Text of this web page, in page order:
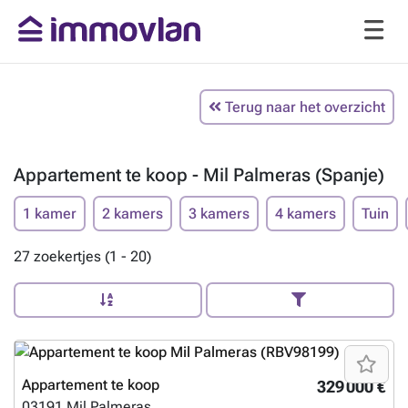
Terug naar het overzicht
Appartement te koop - Mil Palmeras (Spanje)
1 kamer 2 kamers 3 kamers 4 kamers Tuin
27 zoekertjes (1 - 20)
329 000 €
Appartement te koop